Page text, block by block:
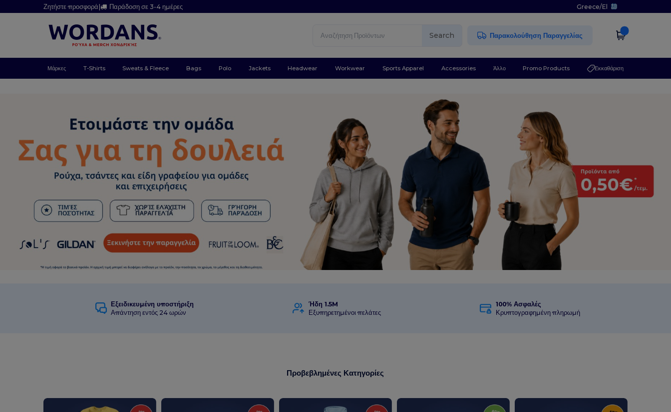
Ζητήστε προσφορά| Παράδοση σε 3-4 ημέρες Greece/El
Search Παρακολούθηση Παραγγελίας
Μάρκες T-Shirts Sweats & Fleece Bags Polo Jackets Headwear Workwear Sports Apparel Accessories Άλλο Promo Products Εκκαθάριση
Εξειδικευμένη υποστήριξη
Απάντηση εντός 24 ωρών
Ήδη 1.5M
Εξυπηρετημένοι πελάτες
100% Ασφαλές
Κρυπτογραφημένη πληρωμή
Προβεβλημένες Κατηγορίες